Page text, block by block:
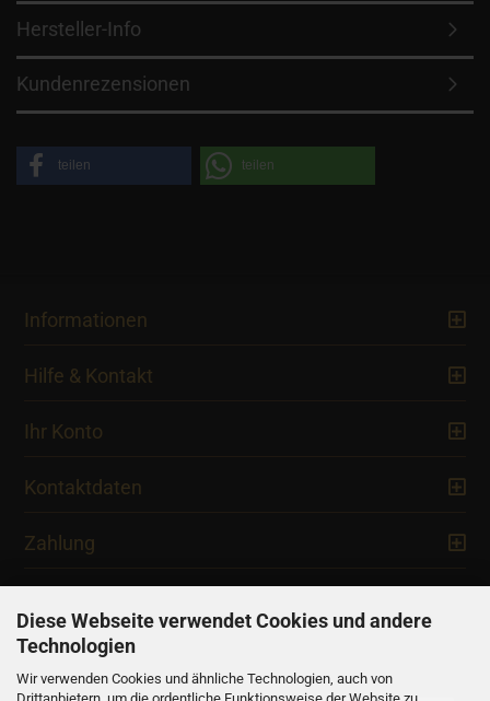
Diese Webseite verwendet Cookies und andere
Technologien
Wir verwenden Cookies und ähnliche Technologien, auch von
Hersteller-Info
Kundenrezensionen
teilen teilen
Informationen
Hilfe & Kontakt
Ihr Konto
Kontaktdaten
Zahlung
Newsletter